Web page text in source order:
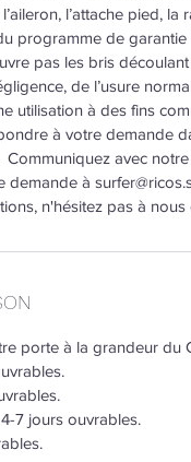
l’attache pied,
programme de garantie
pas les bris découlant
de l’usure
utilisation à des fins
à votre demande
avec
demande à
n'hésitez pas à nous
porte à la grandeur du
7 jours ouvrables.